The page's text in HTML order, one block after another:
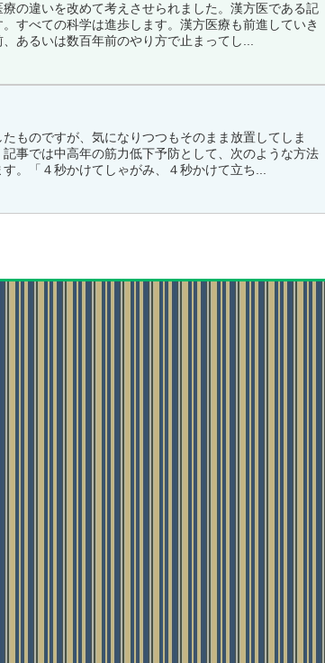
の違いを改めて考えさせられました。漢方医である記
すべての科学は進歩します。漢方医療も前進していき
あるいは数百年前のやり方で止まってし...
ものですが、気になりつつもそのまま放置してしま
事では中高年の筋力低下予防として、次のような方法
。「４秒かけてしゃがみ、４秒かけて立ち...